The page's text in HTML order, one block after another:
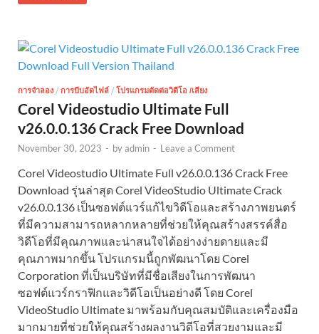
การจำลอง / การบีบอัดไฟล์ / โปรแกรมตัดต่อวิดีโอ /เสียง
Corel Videostudio Ultimate Full
v26.0.0.136 Crack Free Download
November 30, 2023 - byadmin - Leave a Comment
Corel Videostudio Ultimate Full v26.0.0.136 Crack Free
Download รุ่นล่าสุด Corel VideoStudio Ultimate Crack
v26.0.0.136 เป็นซอฟต์แวร์แก้ไขวิดีโอและสร้างภาพยนตร์
ที่มีความสามารถหลากหลายที่ช่วยให้คุณสร้างสรรค์สื่อ
วิดีโอที่มีคุณภาพและน่าสนใจได้อย่างง่ายดายและมี
คุณภาพมากขึ้น โปรแกรมนี้ถูกพัฒนาโดย Corel
Corporation ที่เป็นบริษัทที่มีชื่อเสียงในการพัฒนา
ซอฟต์แวร์กราฟิกและวิดีโอเป็นอย่างดี โดย Corel
VideoStudio Ultimate มาพร้อมกับคุณสมบัติและเครื่องมือ
มากมายที่ช่วยให้คุณสร้างผลงานวิดีโอที่สวยงามและมี